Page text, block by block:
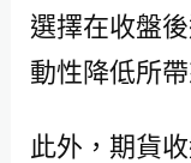
選擇在收盤
動性降低所
此外，期貨